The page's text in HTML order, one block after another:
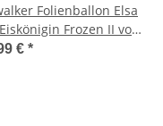
Folienballon Elsa
Frozen II von
€ *